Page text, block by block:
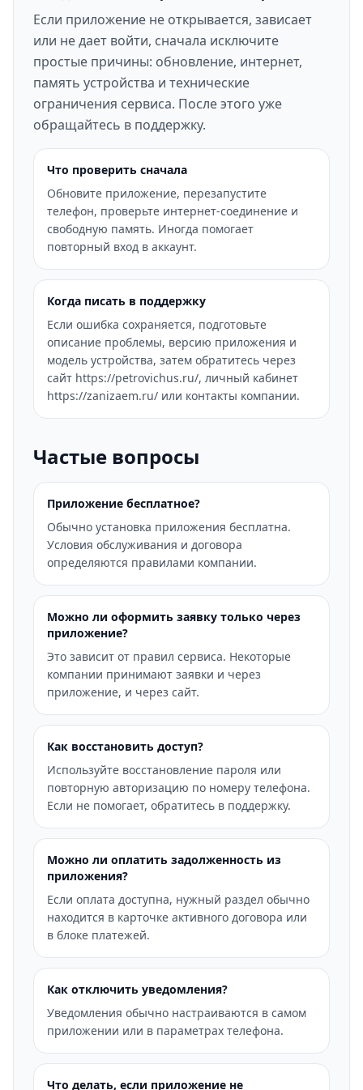
Если приложение не открывается, зависает
или не дает войти, сначала исключите
простые причины: обновление, интернет,
память устройства и технические
ограничения сервиса. После этого уже
обращайтесь в поддержку.
Что проверить сначала
Обновите приложение, перезапустите
телефон, проверьте интернет-соединение и
свободную память. Иногда помогает
повторный вход в аккаунт.
Когда писать в поддержку
Если ошибка сохраняется, подготовьте
описание проблемы, версию приложения и
модель устройства, затем обратитесь через
сайт https://petrovichus.ru/, личный кабинет
https://zanizaem.ru/ или контакты компании.
Частые вопросы
Приложение бесплатное?
Обычно установка приложения бесплатна.
Условия обслуживания и договора
определяются правилами компании.
Можно ли оформить заявку только через
приложение?
Это зависит от правил сервиса. Некоторые
компании принимают заявки и через
приложение, и через сайт.
Как восстановить доступ?
Используйте восстановление пароля или
повторную авторизацию по номеру телефона.
Если не помогает, обратитесь в поддержку.
Можно ли оплатить задолженность из
приложения?
Если оплата доступна, нужный раздел обычно
находится в карточке активного договора или
в блоке платежей.
Как отключить уведомления?
Уведомления обычно настраиваются в самом
приложении или в параметрах телефона.
Что делать, если приложение не